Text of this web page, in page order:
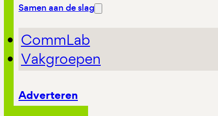
Samen aan de slag
CommLab
Vakgroepen
Adverteren